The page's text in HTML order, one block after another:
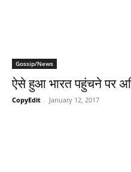
Gossip/News
ऐसे हुआ भारत पहुंचने पर
CopyEdit - January 12, 2017